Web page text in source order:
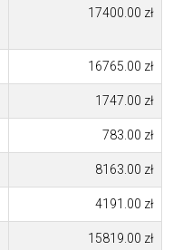
17400.00 zł
16765.00 zł
1747.00 zł
783.00 zł
8163.00 zł
4191.00 zł
15819.00 zł